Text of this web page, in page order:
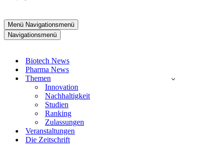
Menü Navigationsmenü
Navigationsmenü
Biotech News
Pharma News
Themen
Innovation
Nachhaltigkeit
Studien
Ranking
Zulassungen
Veranstaltungen
Die Zeitschrift